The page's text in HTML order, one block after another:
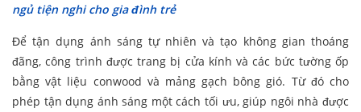
ngủ tiện nghi cho gia đình trẻ
Để tận dụng ánh sáng tự nhiên và tạo không gian thoáng
đãng, công trình được trang bị cửa kính và các bức tường ốp
bằng vật liệu conwood và mảng gạch bông gió. Từ đó cho
phép tận dụng ánh sáng một cách tối ưu, giúp ngôi nhà được